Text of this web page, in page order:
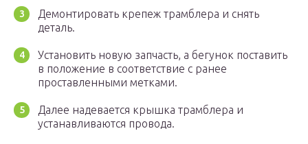
Демонтировать крепеж трамблера и снять
деталь.
Установить новую запчасть, а бегунок поставить
в положение в соответствие с ранее
проставленными метками.
Далее надевается крышка трамблера и
устанавливаются провода.